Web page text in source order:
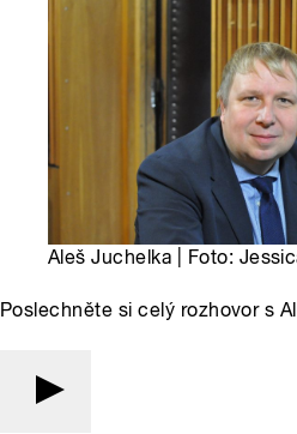
Aleš Juchelka | Foto:
Poslechněte si celý rozhovor s